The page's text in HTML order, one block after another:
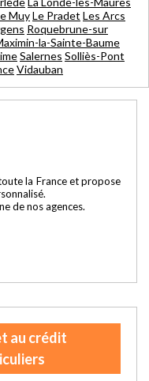
MuyLe Pradet Les Arcs
Roquebrune-sur
la-Sainte-Baume
Salernes Solliès-Pont
Vidauban
la France et propose
de nos agences.
au crédit